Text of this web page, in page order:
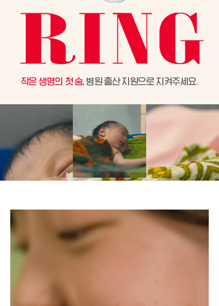
작은 생명의 첫 숨, 병원 출산 지원으로 지켜주세요.